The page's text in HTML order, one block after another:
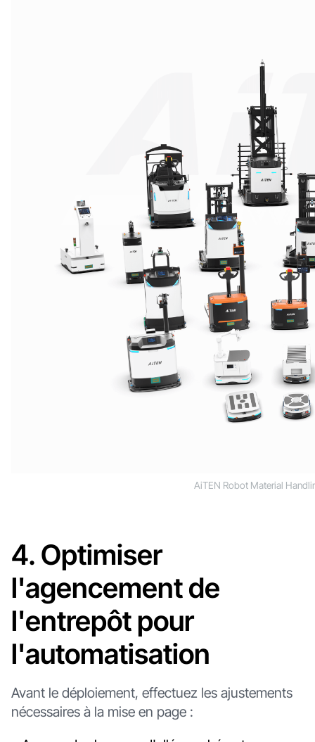
AiTEN Robot Material
4. Optimiser
l'agencement de
l'entrepôt pour
l'automatisation
Avant le déploiement, effectuez les ajustements
nécessaires à la mise en page :